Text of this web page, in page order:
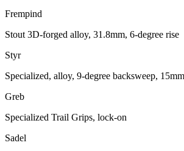
Frempind
Stout 3D-forged alloy, 31.8mm, 6-degree rise
Styr
Specialized, alloy, 9-degree backsweep,
Greb
Specialized Trail Grips, lock-on
Sadel